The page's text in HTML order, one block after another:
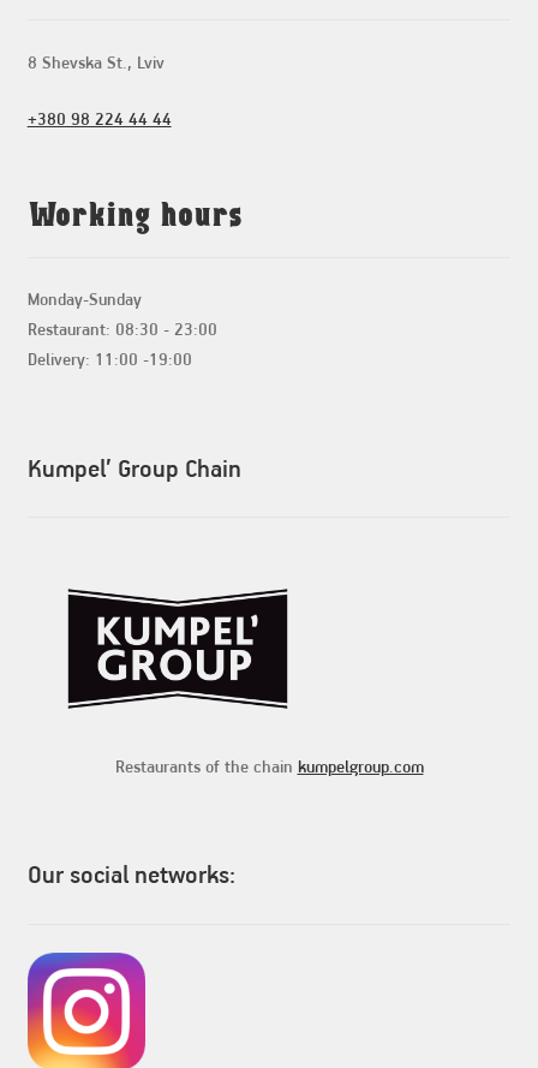
8 Shevska St., Lviv
+380 98 224 44 44
Working hours
Monday-Sunday
Restaurant: 08:30 - 23:00
Delivery: 11:00 -19:00
Kumpel’ Group Chain
Restaurants of the chain kumpelgroup.com
Our social networks: